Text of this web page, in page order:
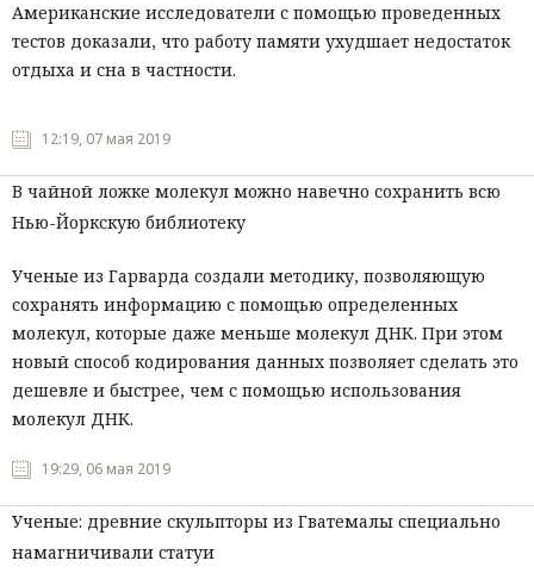
Общество
Мнения
Происшествия
Американские исследователи с помощью проведенных
тестов доказали, что работу памяти ухудшает недостаток
отдыха и сна в частности.
12:19, 07 мая 2019
В чайной ложке молекул можно навечно сохранить всю
Нью-Йоркскую библиотеку
Ученые из Гарварда создали методику, позволяющую
сохранять информацию с помощью определенных
молекул, которые даже меньше молекул ДНК. При этом
новый способ кодирования данных позволяет сделать это
дешевле и быстрее, чем с помощью использования
молекул ДНК.
19:29, 06 мая 2019
Ученые: древние скульпторы из Гватемалы специально
намагничивали статуи